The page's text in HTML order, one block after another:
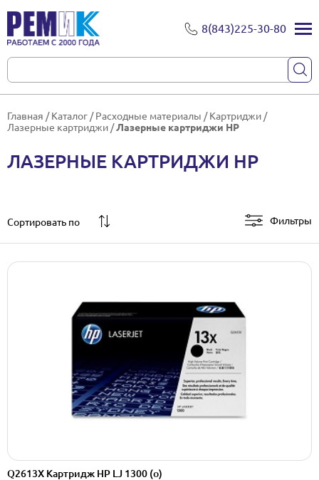
8(843)225-30-80
Главная /Каталог /Расходные материалы /Картриджи /
Лазерные картриджи /Лазерные картриджи HP
ЛАЗЕРНЫЕ КАРТРИДЖИ HP
Сортировать по Фильтры
Q2613X Картридж HP LJ 1300 (o)